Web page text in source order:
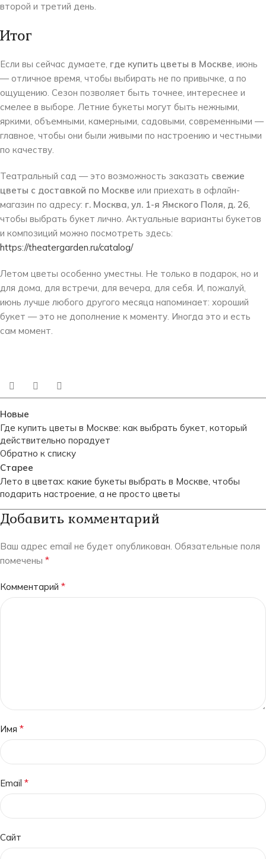
второй и третий день.
Итог
Если вы сейчас думаете, где купить цветы в Москве, июнь
— отличное время, чтобы выбирать не по привычке, а по
ощущению. Сезон позволяет быть точнее, интереснее и
смелее в выборе. Летние букеты могут быть нежными,
яркими, объемными, камерными, садовыми, современными —
главное, чтобы они были живыми по настроению и честными
по качеству.
Театральный сад — это возможность заказать свежие
цветы с доставкой по Москве или приехать в офлайн-
магазин по адресу: г. Москва, ул. 1-я Ямского Поля, д. 26,
чтобы выбрать букет лично. Актуальные варианты букетов
и композиций можно посмотреть здесь:
https://theatergarden.ru/catalog/
Летом цветы особенно уместны. Не только в подарок, но и
для дома, для встречи, для вечера, для себя. И, пожалуй,
июнь лучше любого другого месяца напоминает: хороший
букет — это не дополнение к моменту. Иногда это и есть
сам момент.
Новые
Где купить цветы в Москве: как выбрать букет, который
действительно порадует
Обратно к списку
Старее
Лето в цветах: какие букеты выбрать в Москве, чтобы
подарить настроение, а не просто цветы
Добавить комментарий
Ваш адрес email не будет опубликован. Обязательные поля
помечены *
Комментарий *
Имя *
Email *
Сайт